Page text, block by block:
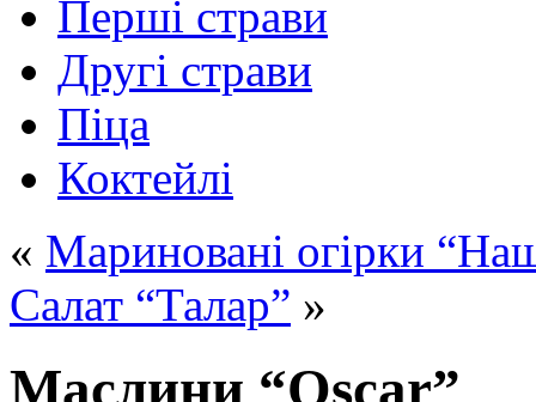
Перші страви
Другі страви
Піца
Коктейлі
« Мариновані огірки
Салат “Талар” »
Маслини “Oscar”